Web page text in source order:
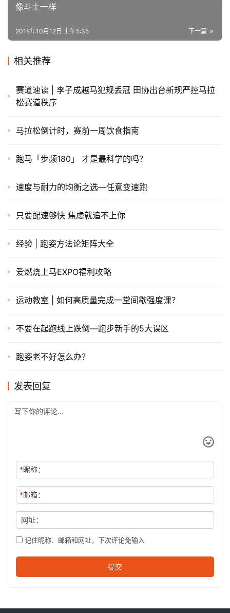
像斗士一样
下一篇
2018年10月12日 上午5:35
相关推荐
赛道速读 | 李子成越马犯规丢冠 田协出台新规严控马拉
松赛道秩序
马拉松倒计时，赛前一周饮食指南
​跑马「步频180」 才是最科学的吗？
速度与耐力的均衡之选—任意变速跑
只要配速够快 焦虑就追不上你
经验 | 跑姿方法论矩阵大全
爱燃烧上马EXPO福利攻略
运动教室 | 如何高质量完成一堂间歇强度课？
不要在起跑线上跌倒—跑步新手的5大误区
跑姿老不好怎么办？
发表回复
*昵称：
*邮箱：
网址：
记住昵称、邮箱和网址，下次评论免输入
提交